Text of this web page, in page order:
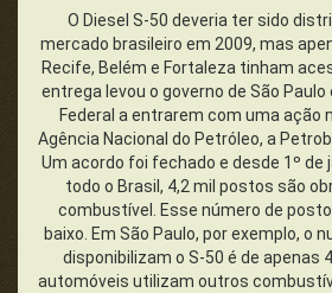
O Diesel S-50 deveria ter sido
mercado brasileiro em 2009, mas
Recife, Belém e Fortaleza tinham
entrega levou o governo de São
Federal a entrarem com uma ação
Agência Nacional do Petróleo, a
Um acordo foi fechado e desde 1º de
todo o Brasil, 4,2 mil postos são
combustível. Esse número de
baixo. Em São Paulo, por exemplo, o
disponibilizam o S-50 é de apenas
automóveis utilizam outros